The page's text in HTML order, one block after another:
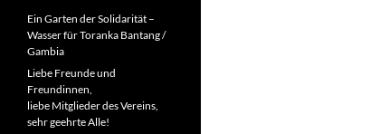
Ein Garten der Solidarität –
Wasser für Toranka Bantang /
Gambia
Liebe Freunde und
Freundinnen,
liebe Mitglieder des Vereins,
sehr geehrte Alle!